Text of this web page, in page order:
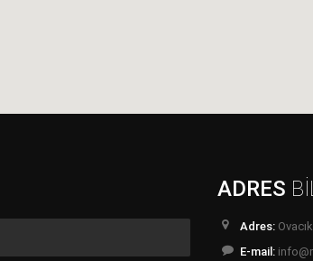
ADRES
Adres:
E-mail: